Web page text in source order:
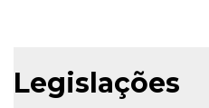
Legislações